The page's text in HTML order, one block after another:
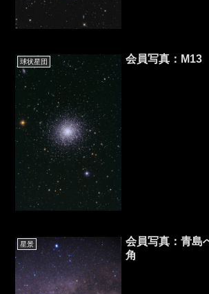
球状星団 会員写真：M13
星景
会員写真：青島
角